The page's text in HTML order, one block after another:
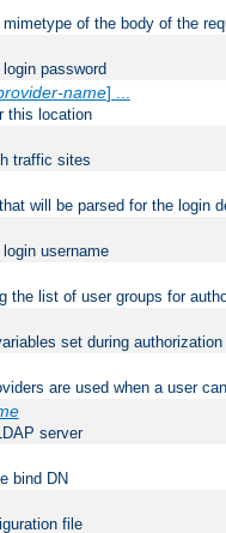
of the body of the
password
name] ...
this location
traffic sites
will be parsed for the login
username
the list of user groups for
set during authorization
are used when a user
server
bind DN
file